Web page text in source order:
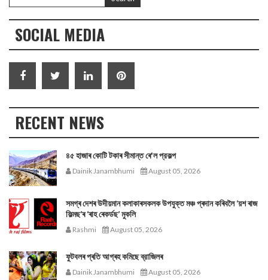
SOCIAL MEDIA
RECENT NEWS
৪৫ হাজাৰ কোটি টকাৰ সীমান্ত ৰে'ল প্রকল্প
Dainik Janambhumi August 05, 2026
সমগ্ৰ দেশৰ উদীয়মান কলাকাৰসকলক উপযুক্ত মঞ্চ প্ৰদান কৰিবলৈ ‘য়শ ৰাজ
ফিল্মছ’ৰ ‘ৰাহ ৰেকৰ্ডছ’ মুকলি
Rashmi August 05, 2026
ফুটবলৰ প্ৰতি আগ্ৰহ কমিছে ব্রাজিলৰ
Dainik Janambhumi August 05, 2026